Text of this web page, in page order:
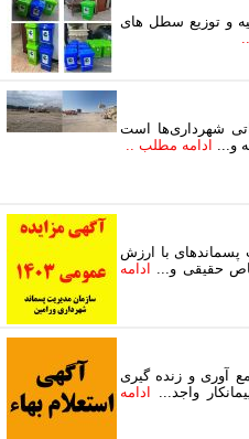
و توزیع سطل های
شهرداری‌ها است
و... ادامه مطلب ..
پسماندهای با ارزش
حقیقی و... ادامه
آوری و زنده گیری
واجد... ادامه